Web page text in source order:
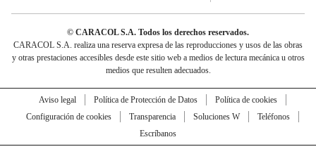
© CARACOL S.A. Todos los derechos reservados.
CARACOL S.A. realiza una reserva expresa de las reproducciones y usos de las obras
y otras prestaciones accesibles desde este sitio web a medios de lectura mecánica u otros
medios que resulten adecuados.
Aviso legal Política de Protección de Datos
Política de cookies
Configuración de cookies
Transparencia Soluciones W
Teléfonos
Escríbanos